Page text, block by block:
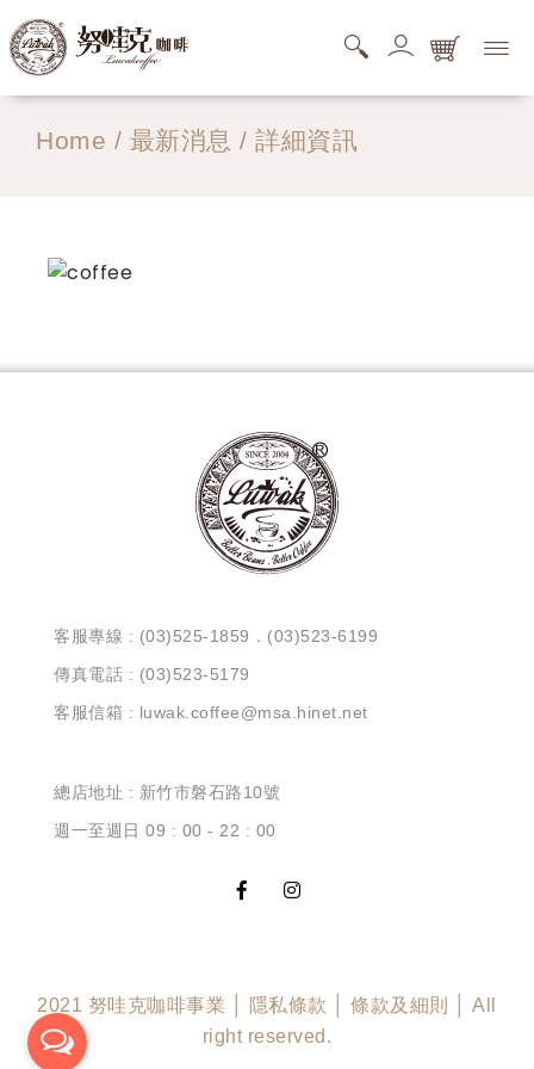
Home / 最新消息 / 詳細資訊
客服專線 : (03)525-1859．(03)523-6199
傳真電話 : (03)523-5179
客服信箱 : luwak.coffee@msa.hinet.net
總店地址 : 新竹市磐石路10號
週一至週日 09 : 00 - 22 : 00
2021 努哇克咖啡事業 │ 隱私條款 │ 條款及細則 │ All
right reserved.
購物商品清單